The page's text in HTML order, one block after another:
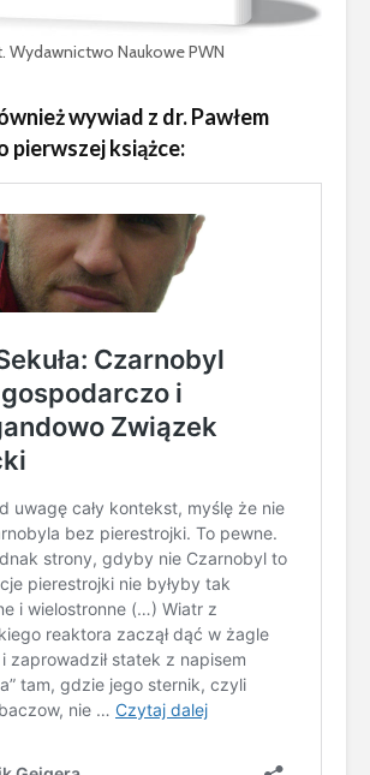
Wydawnictwo Naukowe PWN
wywiad z dr. Pawłem
pierwszej książce: